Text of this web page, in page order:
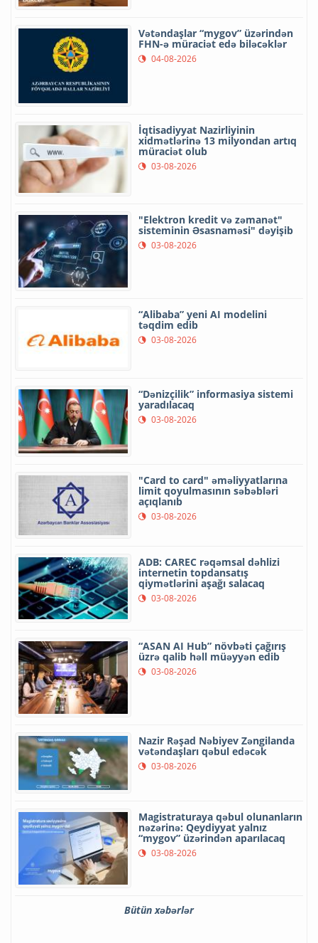
Vətəndaşlar “mygov” üzərindən
FHN-ə müraciət edə biləcəklər
04-08-2026
İqtisadiyyat Nazirliyinin
xidmətlərinə 13 milyondan artıq
müraciət olub
03-08-2026
"Elektron kredit və zəmanət"
sisteminin Əsasnaməsi" dəyişib
03-08-2026
“Alibaba” yeni AI modelini
təqdim edib
03-08-2026
“Dənizçilik” informasiya sistemi
yaradılacaq
03-08-2026
"Card to card" əməliyyatlarına
limit qoyulmasının səbəbləri
açıqlanıb
03-08-2026
ADB: CAREC rəqəmsal dəhlizi
internetin topdansatış
qiymətlərini aşağı salacaq
03-08-2026
“ASAN AI Hub” növbəti çağırış
üzrə qalib həll müəyyən edib
03-08-2026
Nazir Rəşad Nəbiyev Zəngilanda
vətəndaşları qəbul edəcək
03-08-2026
Magistraturaya qəbul olunanların
nəzərinə: Qeydiyyat yalnız
“mygov” üzərindən aparılacaq
03-08-2026
Bütün xəbərlər